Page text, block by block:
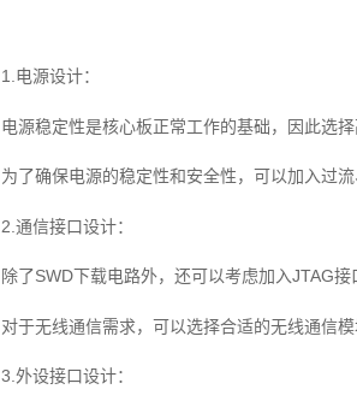
1.电源设计：
电源稳定性是核心板正常工作的基础，因此选
为了确保电源的稳定性和安全性，可以加入过流
2.通信接口设计：
除了SWD下载电路外，还可以考虑加入JTAG接
对于无线通信需求，可以选择合适的无线通信
3.外设接口设计：